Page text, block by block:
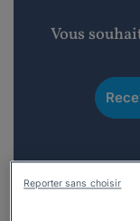
Vous
Reporter sans choisir